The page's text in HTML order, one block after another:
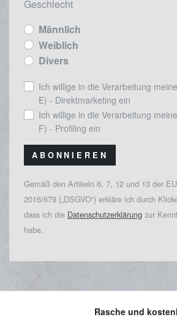
Geschlecht
Männlich
Weiblich
Divers
Ich willige in die Verarbeitung
E) - Direktmarketing ein
Ich willige in die Verarbeitung
F) - Profiling ein
ABONNIEREN
Gemäß den Artikeln 6, 7, 12 und 13 der
2016/679 („DSGVO“) erkläre ich durch
dass ich die Datenschutzerklärung zur
habe.
Rasche und